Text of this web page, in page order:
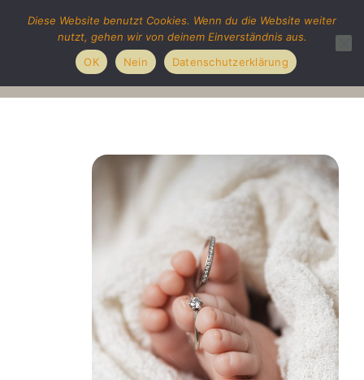
Newborn
Diese Website benutzt Cookies. Wenn du die Website weiter
nutzt, gehen wir von deinem Einverständnis aus.
OK
Nein Datenschutzerklärung